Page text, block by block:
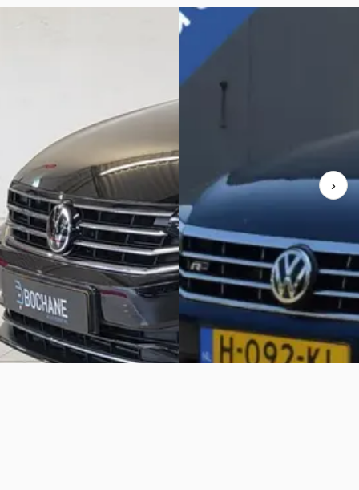
km · Benzine · Automaat
Ede· Apeldoorn 4,5(343)
→
NIEUW
C
Volkswagen Passat
Variant 1.5 TSI Elegance
Marktconform
2026 · 0 km · Benzine ·
Pennings Auto's· Aalten
Bekijk aanbieding →
Vergelijk
›